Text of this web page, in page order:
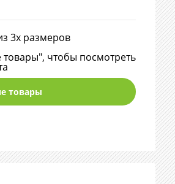
3х размеров
чтобы посмотреть
товары